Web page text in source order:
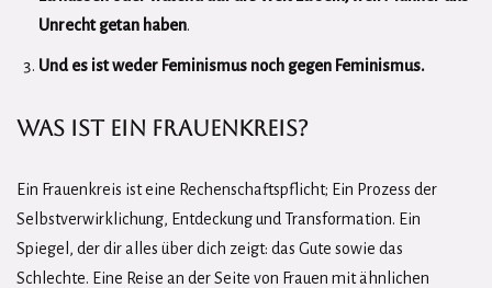
Unrecht getan haben.
Und es ist weder Feminismus noch gegen Feminismus.
Was ist ein Frauenkreis?
Ein Frauenkreis ist eine Rechenschaftspflicht; Ein Prozess der
Selbstverwirklichung, Entdeckung und Transformation. Ein
Spiegel, der dir alles über dich zeigt: das Gute sowie das
Schlechte. Eine Reise an der Seite von Frauen mit ähnlichen